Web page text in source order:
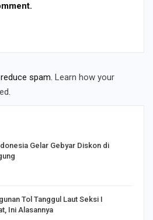
spam. Learn how your
Gelar Gebyar Diskon di
Tol Tanggul Laut Seksi I
Ini Alasannya